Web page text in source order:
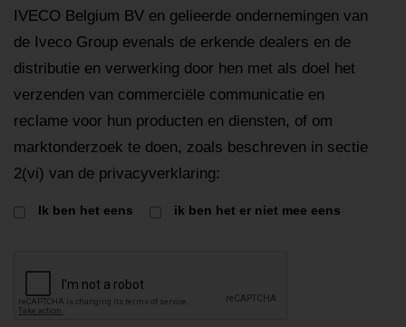
IVECO Belgium BV en gelieerde ondernemingen van
de Iveco Group evenals de erkende dealers en de
distributie en verwerking door hen met als doel het
verzenden van commerciële communicatie en
reclame voor hun producten en diensten, of om
marktonderzoek te doen, zoals beschreven in sectie
2(vi) van de privacyverklaring:
Ik ben het eens ik ben het er niet mee eens